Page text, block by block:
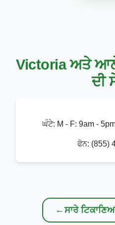
Victoria ਅਤੇ
ਦੀ
ਘੰਟੇ: M - F: 9am -
ਫੋਨ: (855)
←ਸਾਰੇ